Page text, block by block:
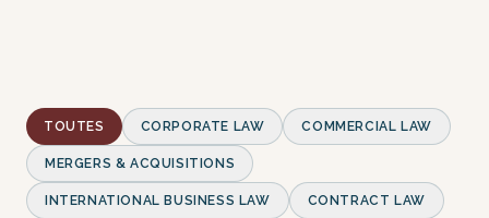
TOUTES CORPORATE LAW COMMERCIAL LAW
MERGERS & ACQUISITIONS
INTERNATIONAL BUSINESS LAW CONTRACT LAW